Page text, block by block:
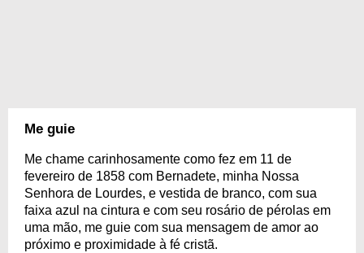
Me guie
Me chame carinhosamente como fez em 11 de
fevereiro de 1858 com Bernadete, minha Nossa
Senhora de Lourdes, e vestida de branco, com sua
faixa azul na cintura e com seu rosário de pérolas em
uma mão, me guie com sua mensagem de amor ao
próximo e proximidade à fé cristã.